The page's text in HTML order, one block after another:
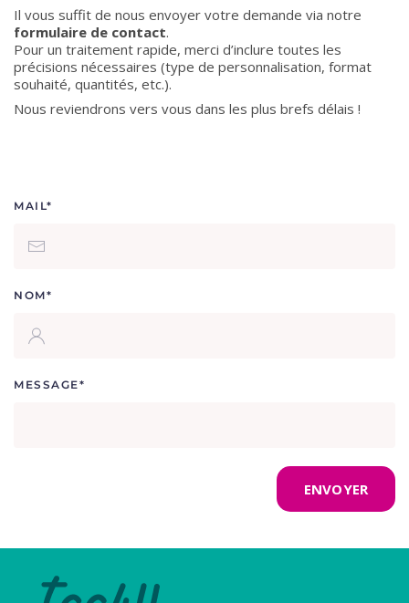
Il vous suffit de nous envoyer votre demande via notre
formulaire de contact.
Pour un traitement rapide, merci d’inclure toutes les
précisions nécessaires (type de personnalisation, format
souhaité, quantités, etc.).
Nous reviendrons vers vous dans les plus brefs délais !
MAIL*
NOM*
MESSAGE*
ENVOYER